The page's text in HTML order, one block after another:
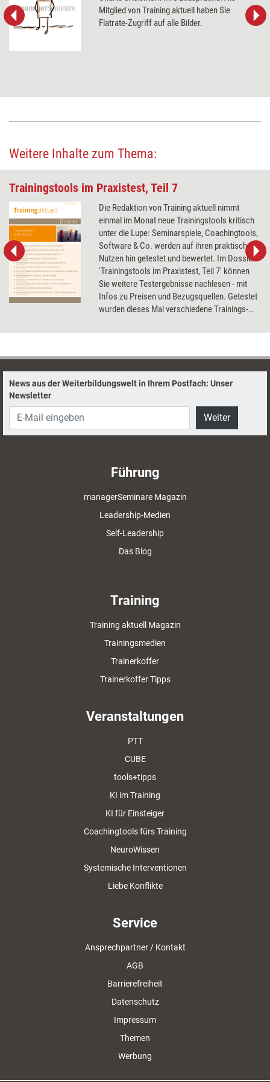
Mitglied von Training aktuell haben Sie
Flatrate-Zugriff auf alle Bilder.
Weitere Inhalte zum Thema:
Trainingstools im Praxistest, Teil 7
Die Redaktion von Training aktuell nimmt
einmal im Monat neue Trainingstools kritisch
unter die Lupe: Seminarspiele, Coachingtools,
Software & Co. werden auf ihren praktischen
Nutzen hin getestet und bewertet. Im Dossier
'Trainingstools im Praxistest, Teil 7' können
Sie weitere Testergebnisse nachlesen - mit
Infos zu Preisen und Bezugsquellen. Getestet
wurden dieses Mal verschiedene Trainings-
und mehrere Aufstellungsbretter.
News aus der Weiterbildungswelt in Ihrem Postfach: Unser
Newsletter
Weiter
Führung
managerSeminare Magazin
Leadership-Medien
Self-Leadership
Das Blog
Training
Training aktuell Magazin
Trainingsmedien
Trainerkoffer
Trainerkoffer Tipps
Veranstaltungen
PTT
CUBE
tools+tipps
KI im Training
KI für Einsteiger
Coachingtools fürs Training
NeuroWissen
Systemische Interventionen
Liebe Konflikte
Service
Ansprechpartner / Kontakt
AGB
Barrierefreiheit
Datenschutz
Impressum
Themen
Werbung